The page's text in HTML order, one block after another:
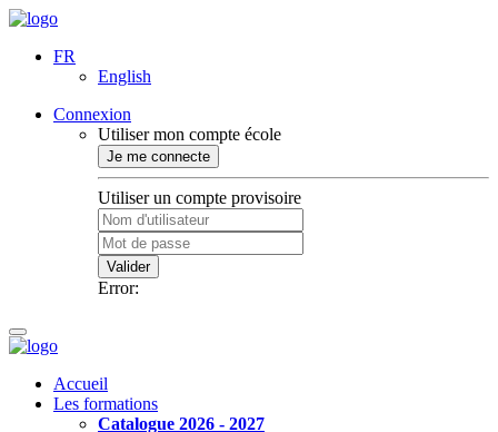
FR
English
Connexion
Utiliser mon compte école
Je me connecte
Utiliser un compte provisoire
Valider
Error:
Accueil
Les formations
Catalogue 2026 - 2027